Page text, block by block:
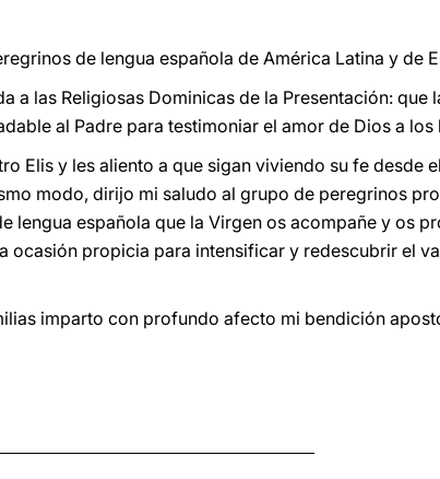
de lengua española de América Latina y de
a las Religiosas Dominicas de la Presentación: que
al Padre para testimoniar el amor de Dios a los
Elis y les aliento a que sigan viviendo su fe desde
modo, dirijo mi saludo al grupo de peregrinos
lengua española que la Virgen os acompañe y os
ocasión propicia para intensificar y redescubrir el
imparto con profundo afecto mi bendición